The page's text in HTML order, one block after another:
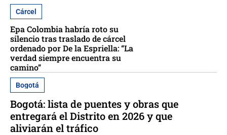
Cárcel
Epa Colombia habría roto su
silencio tras traslado de cárcel
ordenado por De la Espriella: “La
verdad siempre encuentra su
camino”
Bogotá
Bogotá: lista de puentes y obras que
entregará el Distrito en 2026 y que
aliviarán el tráfico